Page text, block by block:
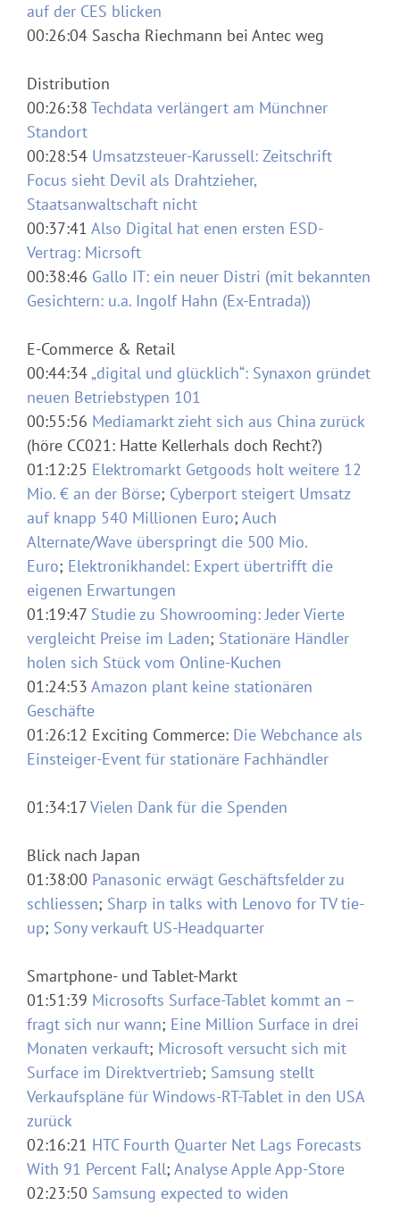
auf der CES blicken
00:26:04 Sascha Riechmann bei Antec weg
Distribution
00:26:38 Techdata verlängert am Münchner
Standort
00:28:54 Umsatzsteuer-Karussell: Zeitschrift
Focus sieht Devil als Drahtzieher,
Staatsanwaltschaft nicht
00:37:41 Also Digital hat enen ersten ESD-
Vertrag: Micrsoft
00:38:46 Gallo IT: ein neuer Distri (mit bekannten
Gesichtern: u.a. Ingolf Hahn (Ex-Entrada))
E-Commerce & Retail
00:44:34 „digital und glücklich“: Synaxon gründet
neuen Betriebstypen 101
00:55:56 Mediamarkt zieht sich aus China zurück
(höre CC021: Hatte Kellerhals doch Recht?)
01:12:25 Elektromarkt Getgoods holt weitere 12
Mio. € an der Börse; Cyberport steigert Umsatz
auf knapp 540 Millionen Euro; Auch
Alternate/Wave überspringt die 500 Mio.
Euro; Elektronikhandel: Expert übertrifft die
eigenen Erwartungen
01:19:47 Studie zu Showrooming: Jeder Vierte
vergleicht Preise im Laden; Stationäre Händler
holen sich Stück vom Online-Kuchen
01:24:53 Amazon plant keine stationären
Geschäfte
01:26:12 Exciting Commerce: Die Webchance als
Einsteiger-Event für stationäre Fachhändler
01:34:17Vielen Dank für die Spenden
Blick nach Japan
01:38:00 Panasonic erwägt Geschäftsfelder zu
schliessen; Sharp in talks with Lenovo for TV tie-
up; Sony verkauft US-Headquarter
Smartphone- und Tablet-Markt
01:51:39 Microsofts Surface-Tablet kommt an –
fragt sich nur wann; Eine Million Surface in drei
Monaten verkauft; Microsoft versucht sich mit
Surface im Direktvertrieb; Samsung stellt
Verkaufspläne für Windows-RT-Tablet in den USA
zurück
02:16:21 HTC Fourth Quarter Net Lags Forecasts
With 91 Percent Fall; Analyse Apple App-Store
02:23:50 Samsung expected to widen